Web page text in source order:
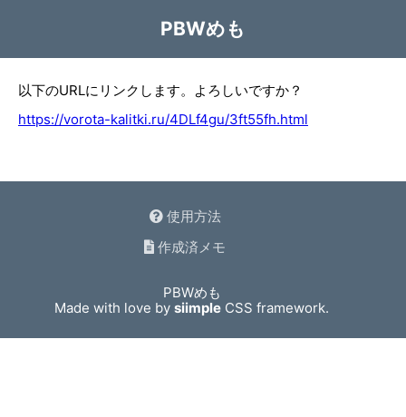
PBWめも
以下のURLにリンクします。よろしいですか？
https://vorota-kalitki.ru/4DLf4gu/3ft55fh.html
使用方法
作成済メモ
PBWめも
Made with love bysiimple CSS framework.